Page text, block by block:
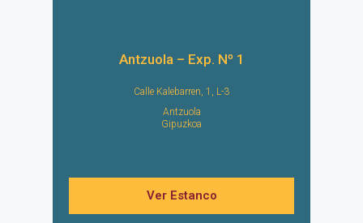
Antzuola – Exp. Nº 1
Calle Kalebarren, 1, L-3
Antzuola
Gipuzkoa
Ver Estanco